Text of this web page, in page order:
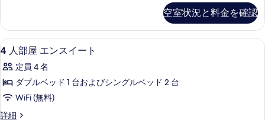
て
の
写
真
を
写
真
を
表
示
す
詳
細
空室状況と料金を確認
4
人
部
屋
エ
4 人部屋 エンスイート | バスルーム |
14
4 人部屋 エンスイート
定員 4 名
ダブルベッド 1 台およびシングルベッド 2 台
WiFi (無料)
詳細
4